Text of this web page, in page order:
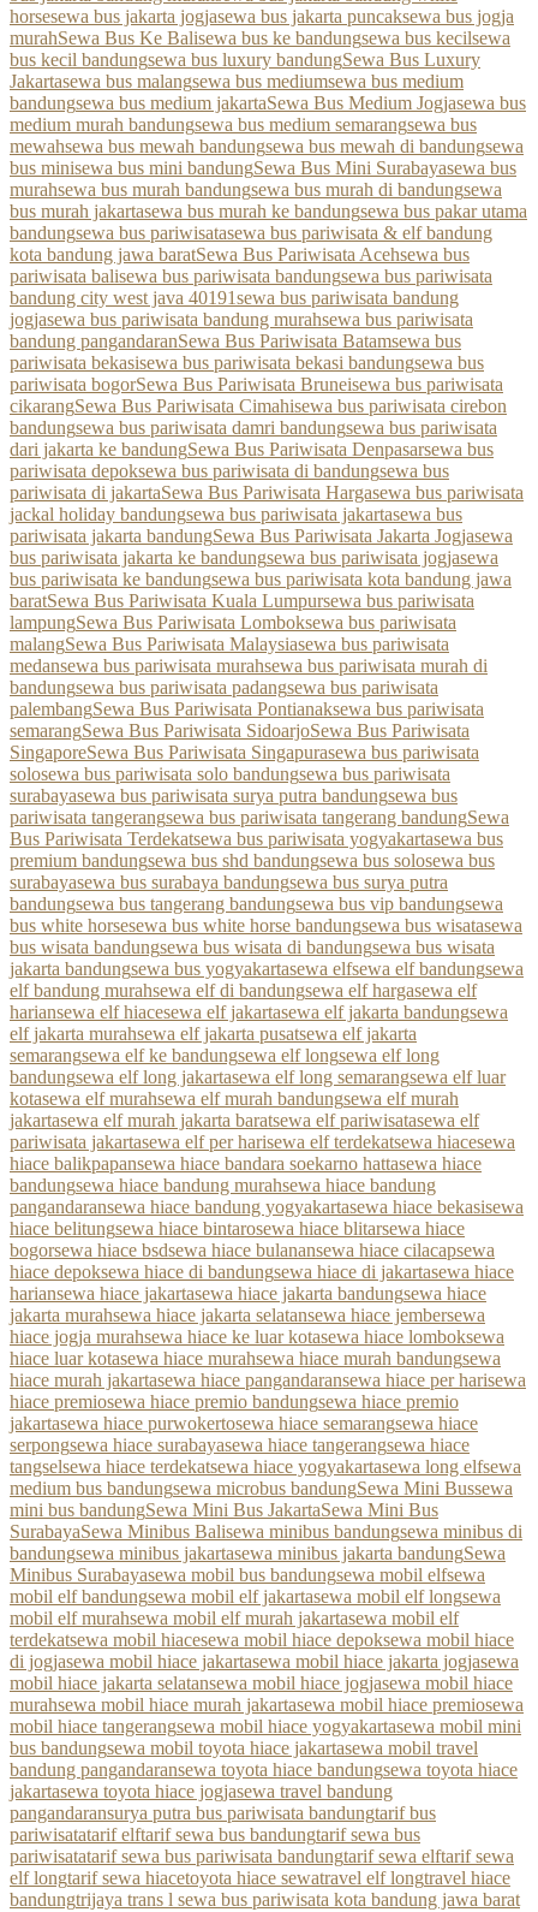
horsesewa bus jakarta jogjasewa bus jakarta puncaksewa bus jogja
murahSewa Bus Ke Balisewa bus ke bandungsewa bus kecilsewa
bus kecil bandungsewa bus luxury bandungSewa Bus Luxury
Jakartasewa bus malangsewa bus mediumsewa bus medium
bandungsewa bus medium jakartaSewa Bus Medium Jogjasewa bus
medium murah bandungsewa bus medium semarangsewa bus
mewahsewa bus mewah bandungsewa bus mewah di bandungsewa
bus minisewa bus mini bandungSewa Bus Mini Surabayasewa bus
murahsewa bus murah bandungsewa bus murah di bandungsewa
bus murah jakartasewa bus murah ke bandungsewa bus pakar utama
bandungsewa bus pariwisatasewa bus pariwisata & elf bandung
kota bandung jawa baratSewa Bus Pariwisata Acehsewa bus
pariwisata balisewa bus pariwisata bandungsewa bus pariwisata
bandung city west java 40191sewa bus pariwisata bandung
jogjasewa bus pariwisata bandung murahsewa bus pariwisata
bandung pangandaranSewa Bus Pariwisata Batamsewa bus
pariwisata bekasisewa bus pariwisata bekasi bandungsewa bus
pariwisata bogorSewa Bus Pariwisata Bruneisewa bus pariwisata
cikarangSewa Bus Pariwisata Cimahisewa bus pariwisata cirebon
bandungsewa bus pariwisata damri bandungsewa bus pariwisata
dari jakarta ke bandungSewa Bus Pariwisata Denpasarsewa bus
pariwisata depoksewa bus pariwisata di bandungsewa bus
pariwisata di jakartaSewa Bus Pariwisata Hargasewa bus pariwisata
jackal holiday bandungsewa bus pariwisata jakartasewa bus
pariwisata jakarta bandungSewa Bus Pariwisata Jakarta Jogjasewa
bus pariwisata jakarta ke bandungsewa bus pariwisata jogjasewa
bus pariwisata ke bandungsewa bus pariwisata kota bandung jawa
baratSewa Bus Pariwisata Kuala Lumpursewa bus pariwisata
lampungSewa Bus Pariwisata Lomboksewa bus pariwisata
malangSewa Bus Pariwisata Malaysiasewa bus pariwisata
medansewa bus pariwisata murahsewa bus pariwisata murah di
bandungsewa bus pariwisata padangsewa bus pariwisata
palembangSewa Bus Pariwisata Pontianaksewa bus pariwisata
semarangSewa Bus Pariwisata SidoarjoSewa Bus Pariwisata
SingaporeSewa Bus Pariwisata Singapurasewa bus pariwisata
solosewa bus pariwisata solo bandungsewa bus pariwisata
surabayasewa bus pariwisata surya putra bandungsewa bus
pariwisata tangerangsewa bus pariwisata tangerang bandungSewa
Bus Pariwisata Terdekatsewa bus pariwisata yogyakartasewa bus
premium bandungsewa bus shd bandungsewa bus solosewa bus
surabayasewa bus surabaya bandungsewa bus surya putra
bandungsewa bus tangerang bandungsewa bus vip bandungsewa
bus white horsesewa bus white horse bandungsewa bus wisatasewa
bus wisata bandungsewa bus wisata di bandungsewa bus wisata
jakarta bandungsewa bus yogyakartasewa elfsewa elf bandungsewa
elf bandung murahsewa elf di bandungsewa elf hargasewa elf
hariansewa elf hiacesewa elf jakartasewa elf jakarta bandungsewa
elf jakarta murahsewa elf jakarta pusatsewa elf jakarta
semarangsewa elf ke bandungsewa elf longsewa elf long
bandungsewa elf long jakartasewa elf long semarangsewa elf luar
kotasewa elf murahsewa elf murah bandungsewa elf murah
jakartasewa elf murah jakarta baratsewa elf pariwisatasewa elf
pariwisata jakartasewa elf per harisewa elf terdekatsewa hiacesewa
hiace balikpapansewa hiace bandara soekarno hattasewa hiace
bandungsewa hiace bandung murahsewa hiace bandung
pangandaransewa hiace bandung yogyakartasewa hiace bekasisewa
hiace belitungsewa hiace bintarosewa hiace blitarsewa hiace
bogorsewa hiace bsdsewa hiace bulanansewa hiace cilacapsewa
hiace depoksewa hiace di bandungsewa hiace di jakartasewa hiace
hariansewa hiace jakartasewa hiace jakarta bandungsewa hiace
jakarta murahsewa hiace jakarta selatansewa hiace jembersewa
hiace jogja murahsewa hiace ke luar kotasewa hiace lomboksewa
hiace luar kotasewa hiace murahsewa hiace murah bandungsewa
hiace murah jakartasewa hiace pangandaransewa hiace per harisewa
hiace premiosewa hiace premio bandungsewa hiace premio
jakartasewa hiace purwokertosewa hiace semarangsewa hiace
serpongsewa hiace surabayasewa hiace tangerangsewa hiace
tangselsewa hiace terdekatsewa hiace yogyakartasewa long elfsewa
medium bus bandungsewa microbus bandungSewa Mini Bussewa
mini bus bandungSewa Mini Bus JakartaSewa Mini Bus
SurabayaSewa Minibus Balisewa minibus bandungsewa minibus di
bandungsewa minibus jakartasewa minibus jakarta bandungSewa
Minibus Surabayasewa mobil bus bandungsewa mobil elfsewa
mobil elf bandungsewa mobil elf jakartasewa mobil elf longsewa
mobil elf murahsewa mobil elf murah jakartasewa mobil elf
terdekatsewa mobil hiacesewa mobil hiace depoksewa mobil hiace
di jogjasewa mobil hiace jakartasewa mobil hiace jakarta jogjasewa
mobil hiace jakarta selatansewa mobil hiace jogjasewa mobil hiace
murahsewa mobil hiace murah jakartasewa mobil hiace premiosewa
mobil hiace tangerangsewa mobil hiace yogyakartasewa mobil mini
bus bandungsewa mobil toyota hiace jakartasewa mobil travel
bandung pangandaransewa toyota hiace bandungsewa toyota hiace
jakartasewa toyota hiace jogjasewa travel bandung
pangandaransurya putra bus pariwisata bandungtarif bus
pariwisatatarif elftarif sewa bus bandungtarif sewa bus
pariwisatatarif sewa bus pariwisata bandungtarif sewa elftarif sewa
elf longtarif sewa hiacetoyota hiace sewatravel elf longtravel hiace
bandungtrijaya trans l sewa bus pariwisata kota bandung jawa barat